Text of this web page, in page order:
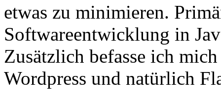
etwas zu minimieren.
Softwareentwicklung in
Zusätzlich befasse ich
Wordpress und natürlich